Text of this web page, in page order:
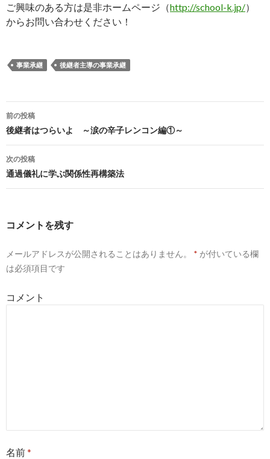
ご興味のある方は是非ホームページ（http://school-k.jp/）
からお問い合わせください！
事業承継 後継者主導の事業承継
投
稿
ナ
ゲ
シ
ン
前の投稿
後継者はつらいよ ～涙の辛子レンコン編①～
次の投稿
通過儀礼に学ぶ関係性再構築法
コメントを残す
メールアドレスが公開されることはありません。 * が付いている欄
は必須項目です
コメント
名前*